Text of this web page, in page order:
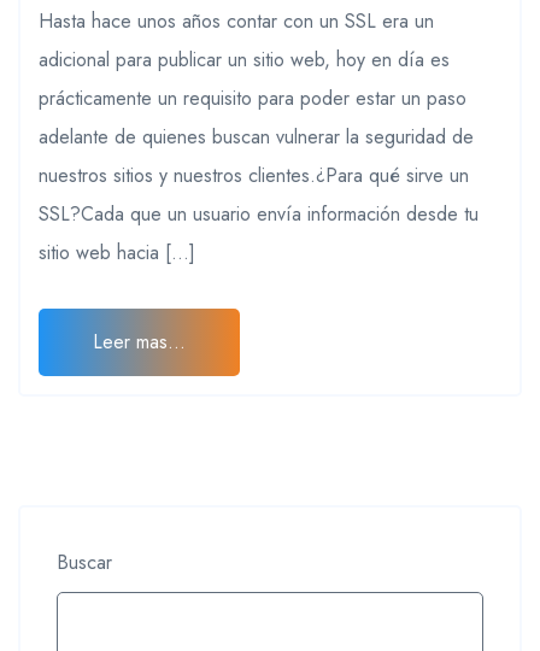
Hasta hace unos años contar con un SSL era un
adicional para publicar un sitio web, hoy en día es
prácticamente un requisito para poder estar un paso
adelante de quienes buscan vulnerar la seguridad de
nuestros sitios y nuestros clientes.¿Para qué sirve un
SSL?Cada que un usuario envía información desde tu
sitio web hacia […]
Leer mas...
Buscar